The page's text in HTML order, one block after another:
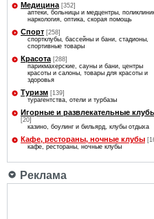
Медицина [352]
аптеки, больницы и медцентры,
наркология, оптика, скорая помощь
Спорт [258]
спортклубы, бассейны и бани, стадионы,
спортивные товары
Красота [288]
парикмахерские, сауны и бани, центры
красоты и салоны, товары для красоты и
здоровья
Туризм [139]
турагентства, отели и турбазы
Игорные и развлекательные
[20]
казино, боулинг и бильярд, клубы отдыха
Кафе, рестораны, ночные клубы
кафе, рестораны, ночные клубы
Реклама